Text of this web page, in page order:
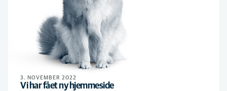
3. NOVEMBER 2022
Vi har fået ny hjemmeside